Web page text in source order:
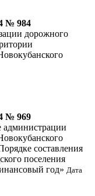
№ 984
дорожного
№ 969
администрации
составления
поселения
год» Дата